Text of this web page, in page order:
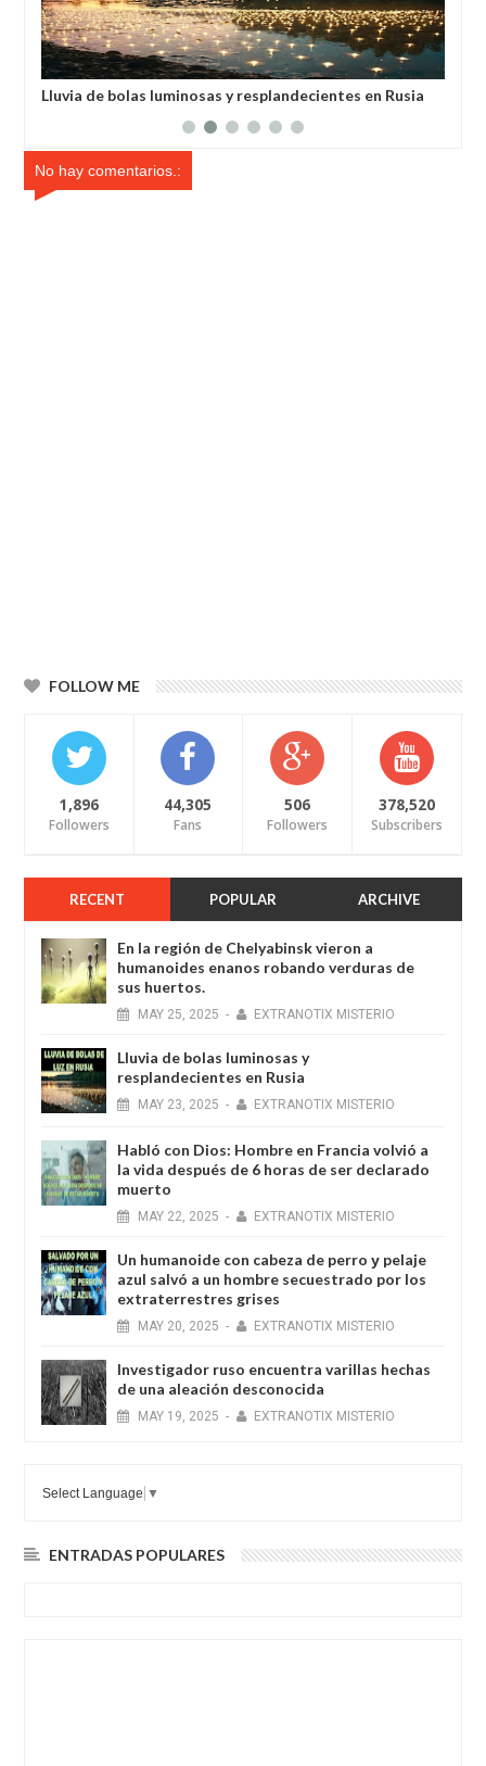
Habló con Dios: Hombre en Francia volvió a la vida
No hay comentarios.:
FOLLOW ME
1,896
Followers
44,305
Fans
506
Followers
378,520
Subscribers
RECENT POPULAR ARCHIVE
En la región de Chelyabinsk vieron a
humanoides enanos robando verduras de
sus huertos.
MAY 25, 2025 - EXTRANOTIX MISTERIO
Lluvia de bolas luminosas y
resplandecientes en Rusia
MAY 23, 2025 - EXTRANOTIX MISTERIO
Habló con Dios: Hombre en Francia volvió a
la vida después de 6 horas de ser declarado
muerto
MAY 22, 2025 - EXTRANOTIX MISTERIO
Un humanoide con cabeza de perro у pelaje
azul salvó a un hombre secuestrado por los
extraterrestres grises
MAY 20, 2025 - EXTRANOTIX MISTERIO
Investigador ruso encuentra varillas hechas
de una aleación desconocida
MAY 19, 2025 - EXTRANOTIX MISTERIO
Select Language ▼
ENTRADAS POPULARES